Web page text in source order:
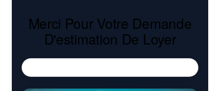
Merci Pour Votre Demande
D'estimation De Loyer